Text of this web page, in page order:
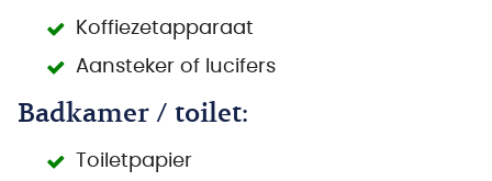
Koffiezetapparaat
Aansteker of lucifers
Badkamer / toilet:
Toiletpapier